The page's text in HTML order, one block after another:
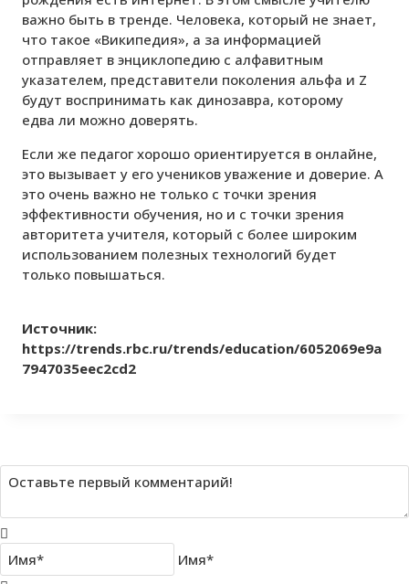
важно быть в тренде. Человека, который не знает,
что такое «Википедия», а за информацией
отправляет в энциклопедию с алфавитным
указателем, представители поколения альфа и Z
будут воспринимать как динозавра, которому
едва ли можно доверять.
Если же педагог хорошо ориентируется в онлайне,
это вызывает у его учеников уважение и доверие. А
это очень важно не только с точки зрения
эффективности обучения, но и с точки зрения
авторитета учителя, который с более широким
использованием полезных технологий будет
только повышаться.
Источник:
https://trends.rbc.ru/trends/education/6052069e9a
7947035eec2cd2
Имя*